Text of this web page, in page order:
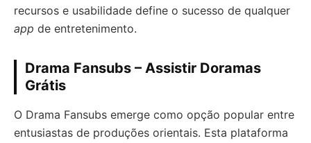
recursos e usabilidade define o sucesso de qualquer
app de entretenimento.
Drama Fansubs – Assistir Doramas
Grátis
O Drama Fansubs emerge como opção popular entre
entusiastas de produções orientais. Esta plataforma